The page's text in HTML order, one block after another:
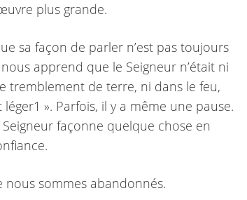
plus grande.
sa façon de parler n’est pas toujours
apprend que le Seigneur n’était ni
tremblement de terre, ni dans le feu,
». Parfois, il y a même une pause.
façonne quelque chose en
nous sommes abandonnés.